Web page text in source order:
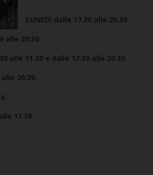
LUNEDÌ dalle 17.30 alle 20.30
alle 20.30
alle 11.30 e dalle 17.30 alle 20.30
alle 20.30
11.30